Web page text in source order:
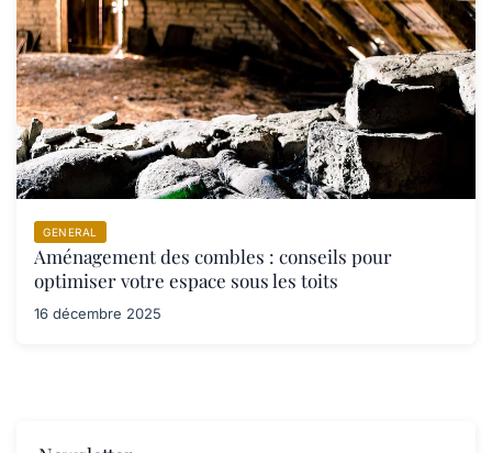
GENERAL
Aménagement des combles : conseils pour
optimiser votre espace sous les toits
16 décembre 2025